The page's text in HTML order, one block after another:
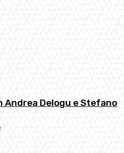
Andrea Delogu e Stefano